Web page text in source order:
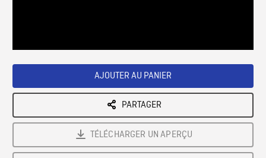
AJOUTER AU PANIER
PARTAGER
TÉLÉCHARGER UN APERÇU